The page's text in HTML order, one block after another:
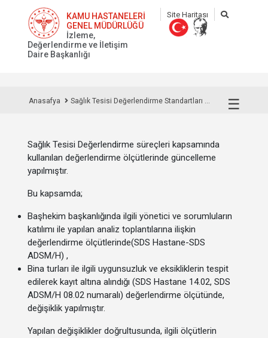
KAMU HASTANELERİ
GENEL MÜDÜRLÜĞÜ
İzleme,
Değerlendirme ve İletişim
Daire Başkanlığı
Site Haritası
☰
Anasafya Sağlık Tesisi Değerlendirme Standartları ...
Sağlık Tesisi Değerlendirme süreçleri kapsamında
kullanılan değerlendirme ölçütlerinde güncelleme
yapılmıştır.
Bu kapsamda;
Başhekim başkanlığında ilgili yönetici ve sorumluların
katılımı ile yapılan analiz toplantılarına ilişkin
değerlendirme ölçütlerinde(SDS Hastane-SDS
ADSM/H) ,
Bina turları ile ilgili uygunsuzluk ve eksikliklerin tespit
edilerek kayıt altına alındığı (SDS Hastane 14.02, SDS
ADSM/H 08.02 numaralı) değerlendirme ölçütünde,
değişiklik yapılmıştır.
Yapılan değişiklikler doğrultusunda, ilgili ölçütlerin